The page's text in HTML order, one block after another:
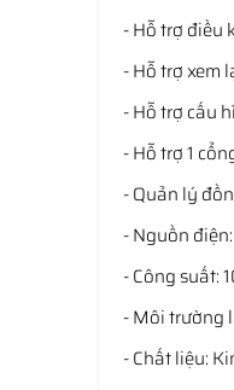
- Hỗ trợ điều
- Hỗ trợ xem
- Hỗ trợ cấu
- Hỗ trợ 1
- Quản lý
- Nguồn
- Công suất:
- Môi trường
- Chất liệu: